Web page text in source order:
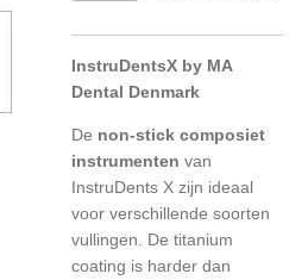
InstruDentsX by MA
Dental Denmark
De non-stick composiet
instrumenten van
InstruDents X zijn ideaal
voor verschillende soorten
vullingen. De titanium
coating is harder dan